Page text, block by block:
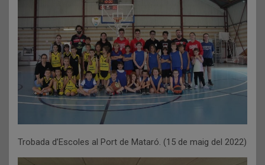
Trobada d’Escoles al Port de Mataró. (15 de maig del 2022)